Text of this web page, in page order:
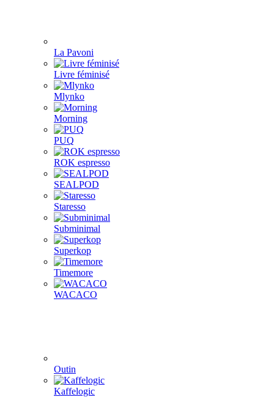
La Pavoni
Livre féminisé
Mlynko
Morning
PUQ
ROK espresso
SEALPOD
Staresso
Subminimal
Superkop
Timemore
WACACO
Outin
Kaffelogic